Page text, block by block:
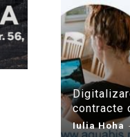
contracte
Iulia Hoha